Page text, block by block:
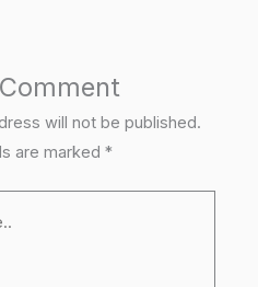
will not be published.
are marked*